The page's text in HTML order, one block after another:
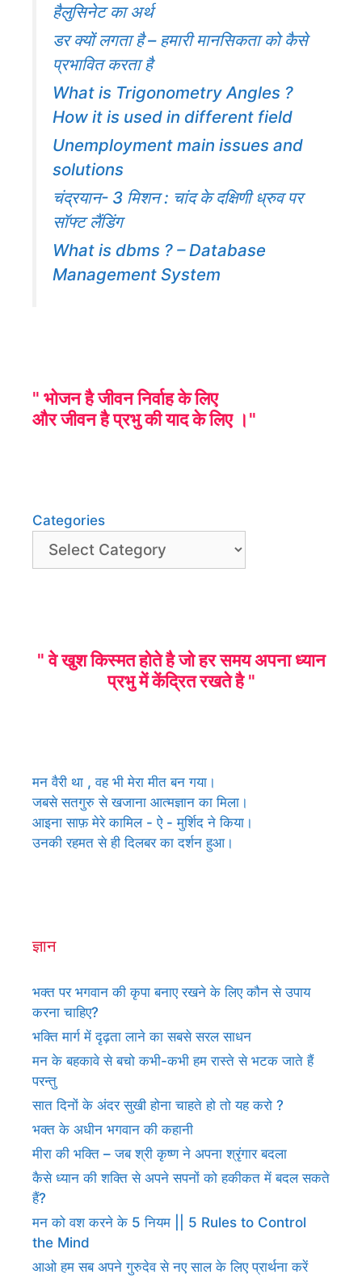
हैलुसिनेट का अर्थ
डर क्यों लगता है – हमारी मानसिकता को कैसे
प्रभावित करता है
What is Trigonometry Angles ?
How it is used in different field
Unemployment main issues and
solutions
चंद्रयान- 3 मिशन : चांद के दक्षिणी ध्रुव पर
सॉफ्ट लैंडिंग
What is dbms ? – Database
Management System
" भोजन है जीवन निर्वाह के लिए
और जीवन है प्रभु की याद के लिए ।"
Categories
" वे खुश किस्मत होते है जो हर समय अपना ध्यान
प्रभु में केंद्रित रखते है "
मन वैरी था , वह भी मेरा मीत बन गया।
जबसे सतगुरु से खजाना आत्मज्ञान का मिला।
आइना साफ़ मेरे कामिल - ऐ - मुर्शिद ने किया।
उनकी रहमत से ही दिलबर का दर्शन हुआ।
ज्ञान
भक्त पर भगवान की कृपा बनाए रखने के लिए कौन से उपाय
करना चाहिए?
भक्ति मार्ग में दृढ़ता लाने का सबसे सरल साधन
मन के बहकावे से बचो कभी-कभी हम रास्ते से भटक जाते हैं
परन्तु
सात दिनों के अंदर सुखी होना चाहते हो तो यह करो ?
भक्त के अधीन भगवान की कहानी
मीरा की भक्ति – जब श्री कृष्ण ने अपना श्रृंगार बदला
कैसे ध्यान की शक्ति से अपने सपनों को हकीकत में बदल सकते
हैं?
मन को वश करने के 5 नियम || 5 Rules to Control
the Mind
आओ हम सब अपने गुरुदेव से नए साल के लिए प्रार्थना करें